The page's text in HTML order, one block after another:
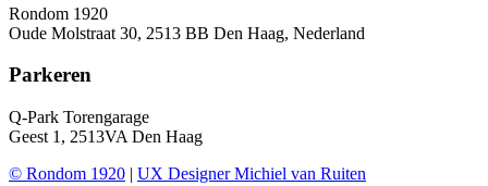
Rondom 1920
Oude Molstraat 30, 2513 BB Den Haag, Nederland
Parkeren
Q-Park Torengarage
Geest 1, 2513VA Den Haag
© Rondom 1920 | UX Designer Michiel van Ruiten